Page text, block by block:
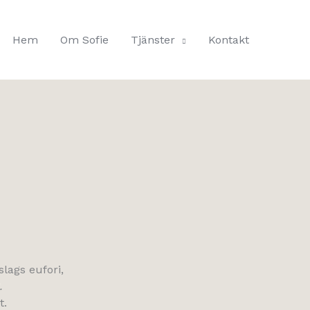
Hem Om Sofie Tjänster Kontakt
eufori,